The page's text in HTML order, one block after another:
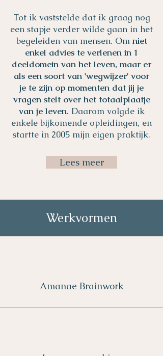
Tot ik vaststelde dat ik graag nog
een stapje verder wilde gaan in het
begeleiden van mensen. Om niet
enkel advies te verlenen in 1
deeldomein van het leven, maar er
als een soort van 'wegwijzer' voor
je te zijn op momenten dat jij je
vragen stelt over het totaalplaatje
van je leven. Daarom volgde ik
enkele bijkomende opleidingen, en
startte in 2005 mijn eigen praktijk.
Lees meer
Werkvormen
Amanae Brainwork